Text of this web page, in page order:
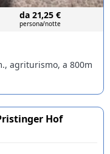
da 21,25 €
persona/notte
agriturismo, a 800m
Hof